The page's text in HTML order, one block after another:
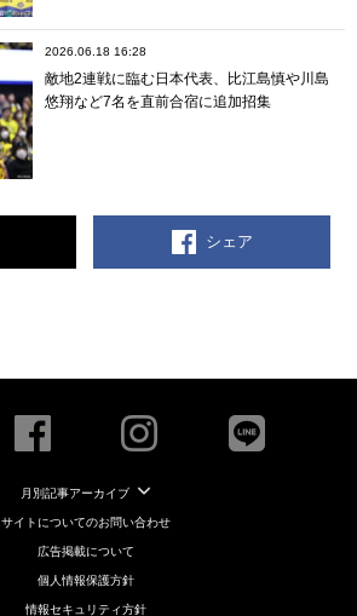
2026.06.18 16:28
敵地2連戦に臨む日本代表、比江島慎や川島
悠翔など7名を直前合宿に追加招集
シェア
月別記事アーカイブ
サイトについてのお問い合わせ
広告掲載について
個人情報保護方針
情報セキュリティ方針